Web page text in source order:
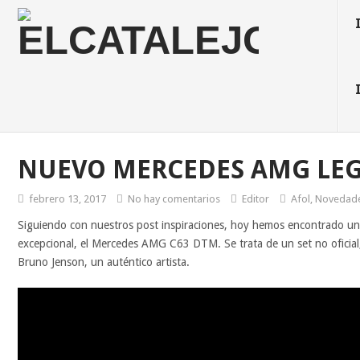
NUEVO MERCEDES AMG
febrero 13, 2017 No hay comentarios Editor Afol ,
Siguiendo con nuestros post inspiraciones, hoy hemos encontrado
excepcional, el Mercedes AMG C63 DTM. Se trata de un set no
Bruno Jenson, un auténtico artista.